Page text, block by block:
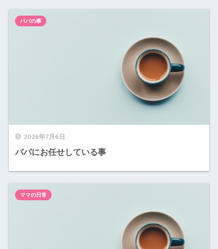
2026年7月6日
パパにお任せしている事
パパの事
ママの日常